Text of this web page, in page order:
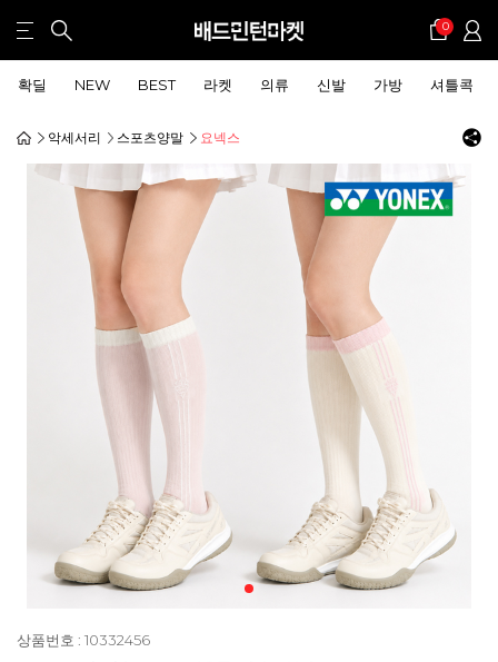
0
확딜 NEW BEST 라켓 의류 신발 가방 셔틀콕
악세서리 스포츠양말 요넥스
상품번호 : 10332456